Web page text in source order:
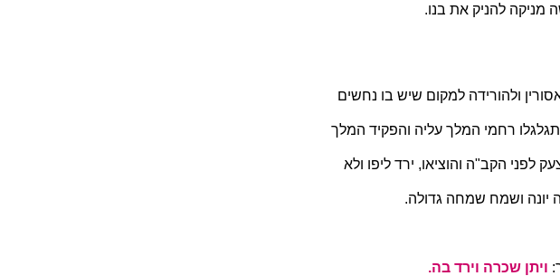
להניק את בנו.
ולהורידה למקום שיש בו נחשים
רחמי המלך עליה והפקיד המלך
לפני הקב"ה והוציאו, ירד ליפו ולא
יונה ושמח שמחה גדולה.
ויתן שכרה וירד בה.